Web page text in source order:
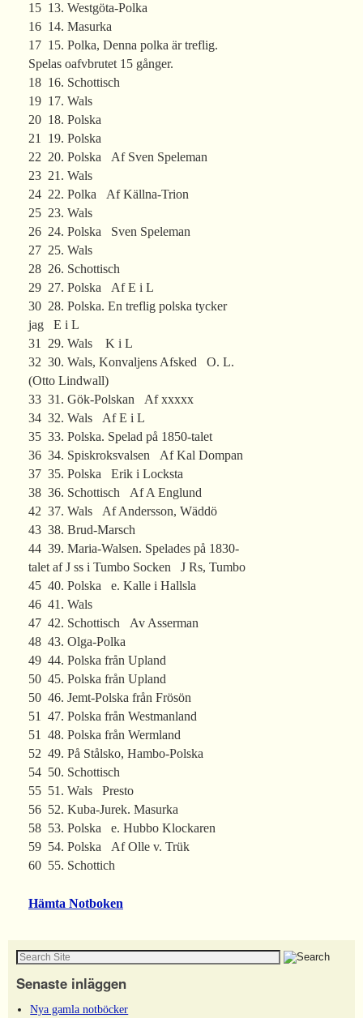
15 13. Westgöta-Polka
16 14. Masurka
17 15. Polka, Denna polka är treflig.
Spelas oafvbrutet 15 gånger.
18 16. Schottisch
19 17. Wals
20 18. Polska
21 19. Polska
22 20. Polska Af Sven Speleman
23 21. Wals
24 22. Polka Af Källna-Trion
25 23. Wals
26 24. Polska Sven Speleman
27 25. Wals
28 26. Schottisch
29 27. Polska Af E i L
30 28. Polska. En treflig polska tycker
jag E i L
31 29. Wals K i L
32 30. Wals, Konvaljens Afsked O. L.
(Otto Lindwall)
33 31. Gök-Polskan Af xxxxx
34 32. Wals Af E i L
35 33. Polska. Spelad på 1850-talet
36 34. Spiskroksvalsen Af Kal Dompan
37 35. Polska Erik i Locksta
38 36. Schottisch Af A Englund
42 37. Wals Af Andersson, Wäddö
43 38. Brud-Marsch
44 39. Maria-Walsen. Spelades på 1830-
talet af J ss i Tumbo Socken J Rs, Tumbo
45 40. Polska e. Kalle i Hallsla
46 41. Wals
47 42. Schottisch Av Asserman
48 43. Olga-Polka
49 44. Polska från Upland
50 45. Polska från Upland
50 46. Jemt-Polska från Frösön
51 47. Polska från Westmanland
51 48. Polska från Wermland
52 49. På Stålsko, Hambo-Polska
54 50. Schottisch
55 51. Wals Presto
56 52. Kuba-Jurek. Masurka
58 53. Polska e. Hubbo Klockaren
59 54. Polska Af Olle v. Trük
60 55. Schottich
Hämta Notboken
Senaste inläggen
Nya gamla notböcker